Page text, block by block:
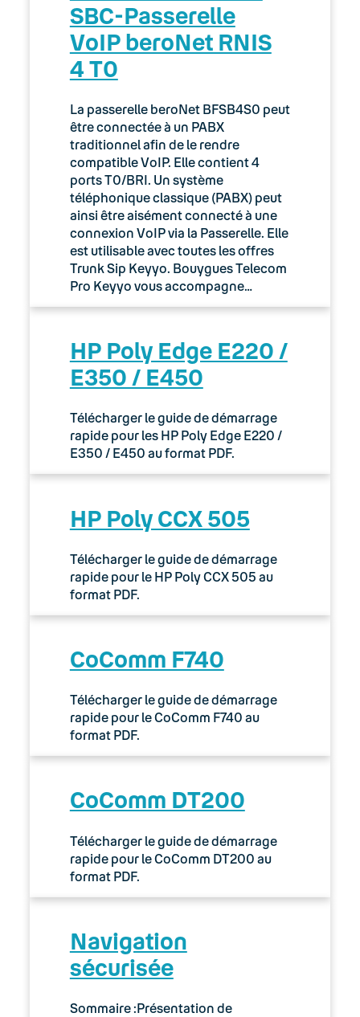
SBC-Passerelle
VoIP beroNet RNIS
4 T0
La passerelle beroNet BFSB4S0 peut
être connectée à un PABX
traditionnel afin de le rendre
compatible VoIP. Elle contient 4
ports T0/BRI. Un système
téléphonique classique (PABX) peut
ainsi être aisément connecté à une
connexion VoIP via la Passerelle. Elle
est utilisable avec toutes les offres
Trunk Sip Keyyo. Bouygues Telecom
Pro Keyyo vous accompagne…
HP Poly Edge E220 /
E350 / E450
Télécharger le guide de démarrage
rapide pour les HP Poly Edge E220 /
E350 / E450 au format PDF.
HP Poly CCX 505
Télécharger le guide de démarrage
rapide pour le HP Poly CCX 505 au
format PDF.
CoComm F740
Télécharger le guide de démarrage
rapide pour le CoComm F740 au
format PDF.
CoComm DT200
Télécharger le guide de démarrage
rapide pour le CoComm DT200 au
format PDF.
Navigation
sécurisée
Sommaire :Présentation de